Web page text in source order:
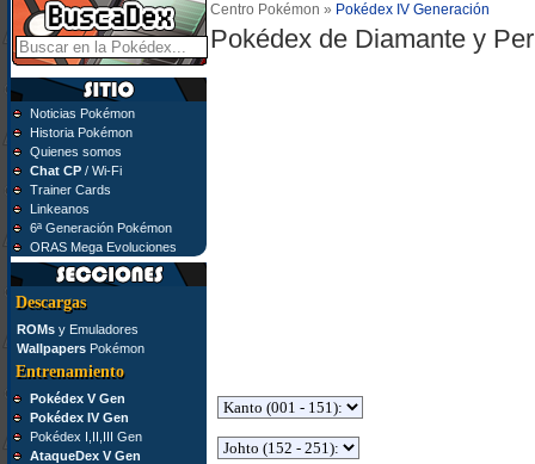
Noticias Pokémon
Historia Pokémon
Quienes somos
Chat CP/ Wi-Fi
Trainer Cards
Linkeanos
6ª Generación Pokémon
ORAS Mega Evoluciones
Descargas
ROMsy Emuladores
WallpapersPokémon
Entrenamiento
Pokédex V Gen
Pokédex IV Gen
Pokédex I,II,III Gen
AtaqueDex V Gen
Centro Pokémon » Pokédex IV Generación
Pokédex de Diamante y